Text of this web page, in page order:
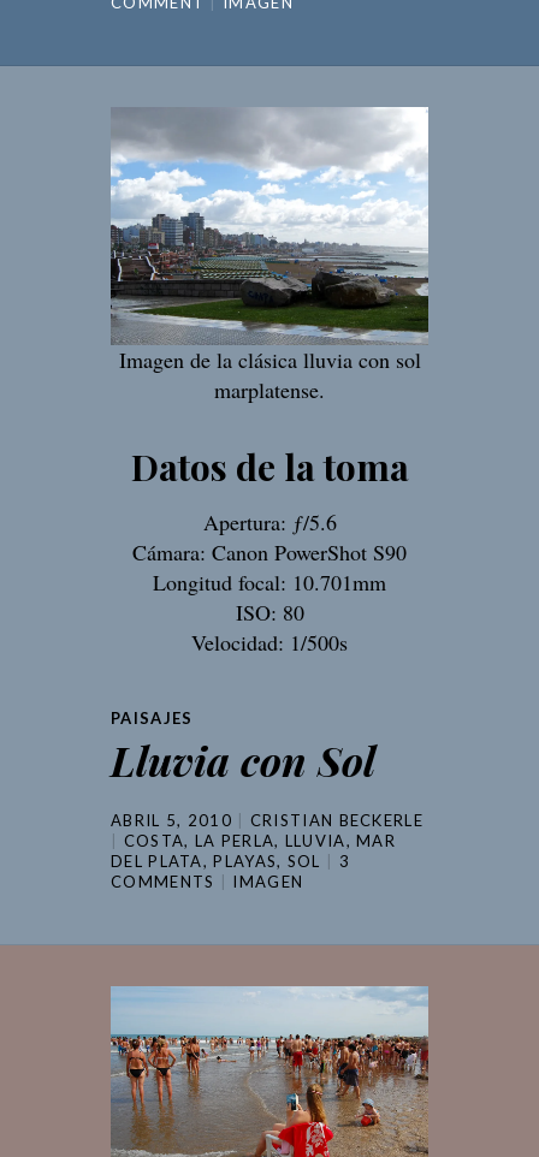
Imagen de la clásica lluvia con sol
marplatense.
Datos de la toma
Apertura: ƒ/5.6
Cámara: Canon PowerShot S90
Longitud focal: 10.701mm
ISO: 80
Velocidad: 1/500s
PAISAJES
Lluvia con Sol
ABRIL 5, 2010
CRISTIAN BECKERLE
COSTA, LA PERLA, LLUVIA,MAR
DEL PLATA,PLAYAS, SOL
3
COMMENTS
IMAGEN